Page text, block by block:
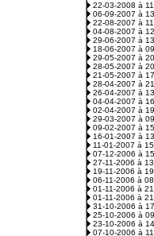
22-03-2008 à
06-09-2007 à
22-08-2007 à
04-08-2007 à
29-06-2007 à
18-06-2007 à
29-05-2007 à
28-05-2007 à
21-05-2007 à
28-04-2007 à
26-04-2007 à
04-04-2007 à
02-04-2007 à
29-03-2007 à
09-02-2007 à
16-01-2007 à
11-01-2007 à
07-12-2006 à
27-11-2006 à
19-11-2006 à
06-11-2006 à
01-11-2006 à
01-11-2006 à
31-10-2006 à
25-10-2006 à
23-10-2006 à
07-10-2006 à